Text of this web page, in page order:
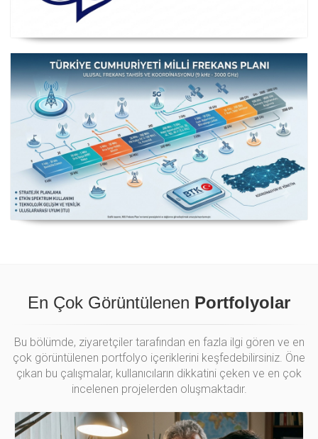
Posta ve Telekomünikasyon İdareleri Avrupa Konferansı
Milli Frekans Planı
En Çok Görüntülenen Portfolyolar
Bu bölümde, ziyaretçiler tarafından en fazla ilgi gören ve en
çok görüntülenen portfolyo içeriklerini keşfedebilirsiniz. Öne
çıkan bu çalışmalar, kullanıcıların dikkatini çeken ve en çok
incelenen projelerden oluşmaktadır.